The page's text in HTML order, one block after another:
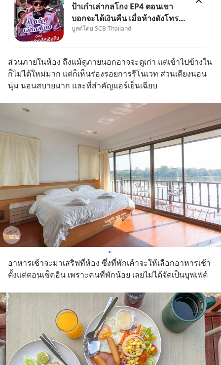
ป้าเก๋าเล่ากลโกง EP4 ตอนเขา
บอกจะได้เงินคืน เมื่อห้างดังโทร
หาคุณวิยะดา แจ้งเรื่องเคลมสินค้า
คำตอบได้ที่ “ป้าเก๋าเล่ากลโกง”
EP4 ตอน “เขา
บูสต์โดย SCB Thailand
ส่วนภายในห้อง ถึงแม้ดูภายนอกอาจจะดูเก่า แต่เข้าไปข้างใน
ก็ไม่ได้ใหม่มาก แต่ก็เห็นร่องรอยการรีโนเวท ส่วนเตียงนอน
นุ่ม นอนสบายมาก และที่สำคัญแอร์เย็นเฉียบ
อาหารเช้าจะมาเสริฟที่ห้อง ซึ่งที่พักเค้าจะให้เลือกอาหารเช้า
ตั้งแต่ตอนเช็คอิน เพราะคนที่พักน้อย เลยไม่ได้จัดเป็นบุฟเฟ่ต์